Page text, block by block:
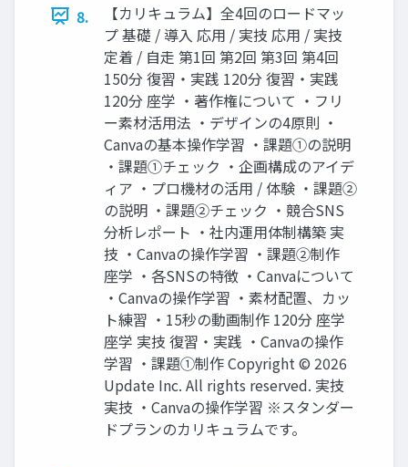
8.
【カリキュラム】全4回のロードマッ
プ 基礎 / 導入 応用 / 実技 応用 / 実技
定着 / 自走 第1回 第2回 第3回 第4回
150分 復習・実践 120分 復習・実践
120分 座学 ・著作権について ・フリ
ー素材活用法 ・デザインの4原則 ・
Canvaの基本操作学習 ・課題①の説明
・課題①チェック ・企画構成のアイデ
ィア ・プロ機材の活用 / 体験 ・課題②
の説明 ・課題②チェック ・競合SNS
分析レポート ・社内運用体制構築 実
技 ・Canvaの操作学習 ・課題②制作
座学 ・各SNSの特徴 ・Canvaについて
・Canvaの操作学習 ・素材配置、カッ
ト練習 ・15秒の動画制作 120分 座学
座学 実技 復習・実践 ・Canvaの操作
学習 ・課題①制作 Copyright © 2026
Update Inc. All rights reserved. 実技
実技 ・Canvaの操作学習 ※スタンダー
ドプランのカリキュラムです。